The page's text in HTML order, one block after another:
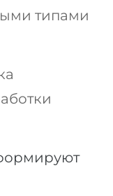
типами